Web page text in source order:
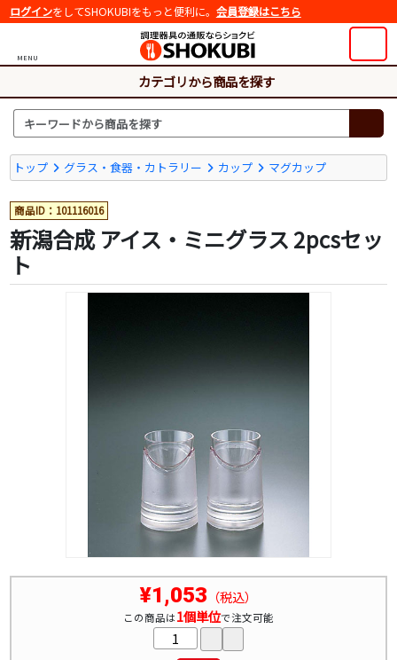
ログインをしてSHOKUBIをもっと便利に。 会員登録はこちら
MENU
カテゴリから商品を探す
トップ グラス・食器・カトラリー カップ マグカップ
商品ID：101116016
新潟合成 アイス・ミニグラス 2pcsセッ
ト
¥1,053 （税込）
この商品は1個単位で注文可能